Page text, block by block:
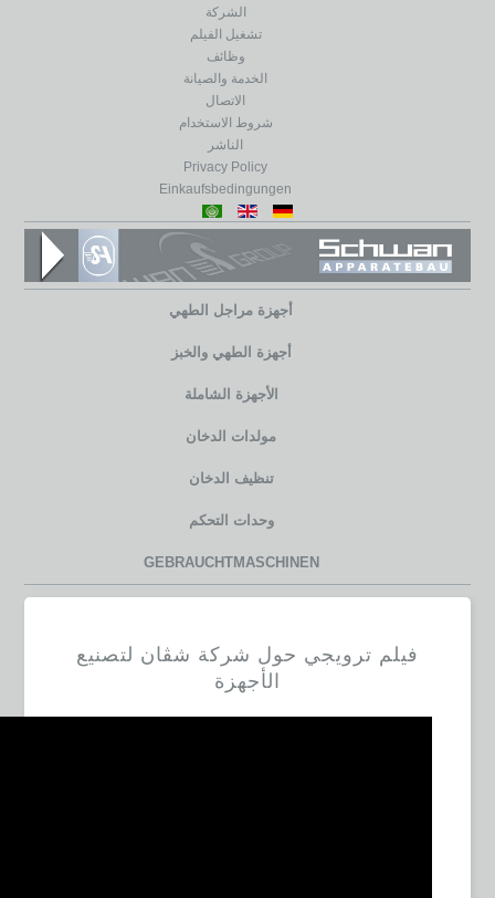
الشركة
تشغيل الفيلم
وظائف
الخدمة والصيانة
الاتصال
شروط الاستخدام
الناشر
Privacy Policy
Einkaufsbedingungen
أجهزة مراجل الطهي
أجهزة الطهي والخبز
الأجهزة الشاملة
مولدات الدخان
تنظيف الدخان
وحدات التحكم
GEBRAUCHTMASCHINEN
فيلم ترويجي حول شركة شڤان لتصنيع
الأجهزة